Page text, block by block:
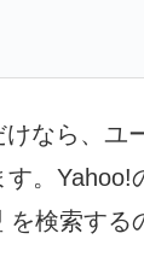
なら、ユ
す。Yahoo!
を検索する